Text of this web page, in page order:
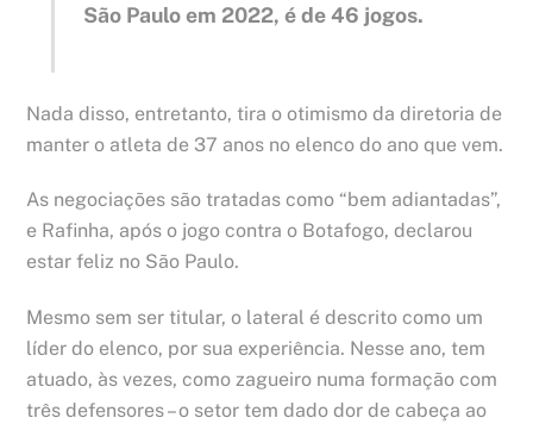
São Paulo em 2022, é de 46 jogos.
Nada disso, entretanto, tira o otimismo da diretoria de
manter o atleta de 37 anos no elenco do ano que vem.
As negociações são tratadas como “bem adiantadas”,
e Rafinha, após o jogo contra o Botafogo, declarou
estar feliz no São Paulo.
Mesmo sem ser titular, o lateral é descrito como um
líder do elenco, por sua experiência. Nesse ano, tem
atuado, às vezes, como zagueiro numa formação com
três defensores – o setor tem dado dor de cabeça ao